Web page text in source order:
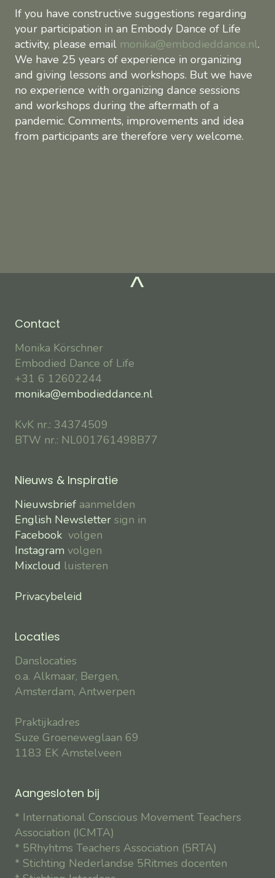
If you have constructive suggestions regarding
your participation in an Embody Dance of Life
activity, please email monika@embodieddance.nl.
We have 25 years of experience in organizing
and giving lessons and workshops. But we have
no experience with organizing dance sessions
and workshops during the aftermath of a
pandemic. Comments, improvements and idea
from participants are therefore very welcome.
^
Contact
Monika Körschner
Embodied Dance of Life
+31 6 12602244
monika@embodieddance.nl
KvK nr.: 34374509
BTW nr.: NL001761498B77
Nieuws & Inspiratie
Nieuwsbrief aanmelden
English Newslettersign in
Facebook volgen
Instagram volgen
Mixcloud luisteren
Privacybeleid
Locaties
Danslocaties
o.a. Alkmaar, Bergen,
Amsterdam, Antwerpen
Praktijkadres
Suze Groeneweglaan 69
1183 EK Amstelveen
Aangesloten bij
* International Conscious Movement Teachers
Association (ICMTA)
* 5Rhyhtms Teachers Association (5RTA)
* Stichting Nederlandse 5Ritmes docenten